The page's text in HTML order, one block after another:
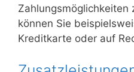
Zahlungsmöglichkeiten
können Sie
Kreditkarte oder auf